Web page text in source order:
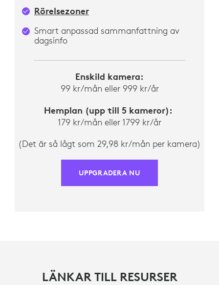
Rörelsezoner
Smart anpassad sammanfattning av
dagsinfo
Enskild kamera:
99 kr/mån eller 999 kr/år
Hemplan (upp till 5 kameror):
179 kr/mån eller 1799 kr/år
(Det är så lågt som 29,98 kr/mån per kamera)
UPPGRADERA NU
LÄNKAR TILL RESURSER